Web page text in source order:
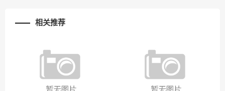
相关推荐